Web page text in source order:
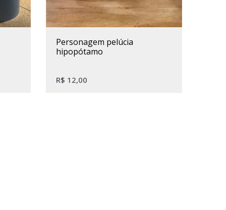
personagem pelúcia
hipopótamo
R$ 12,00